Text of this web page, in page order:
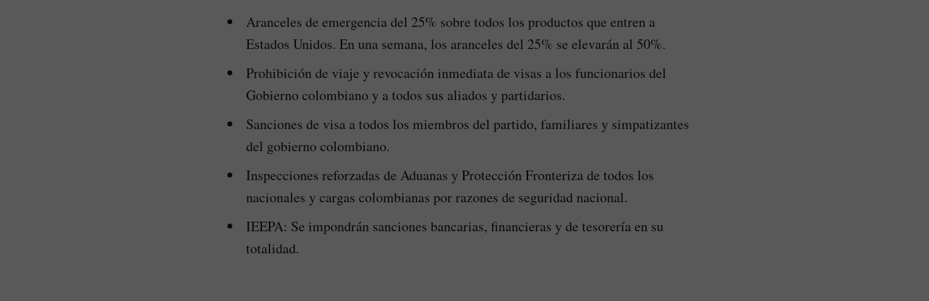
Aranceles de emergencia del 25% sobre todos los productos que entren a
Estados Unidos. En una semana, los aranceles del 25% se elevarán al 50%.
Prohibición de viaje y revocación inmediata de visas a los funcionarios del
Gobierno colombiano y a todos sus aliados y partidarios.
Sanciones de visa a todos los miembros del partido, familiares y simpatizantes
del gobierno colombiano.
Inspecciones reforzadas de Aduanas y Protección Fronteriza de todos los
nacionales y cargas colombianas por razones de seguridad nacional.
IEEPA: Se impondrán sanciones bancarias, financieras y de tesorería en su
totalidad.